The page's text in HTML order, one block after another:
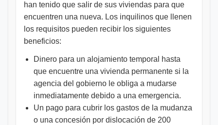
han tenido que salir de sus viviendas para que
encuentren una nueva. Los inquilinos que llenen
los requisitos pueden recibir los siguientes
beneficios:
Dinero para un alojamiento temporal hasta
que encuentre una vivienda permanente si la
agencia del gobierno le obliga a mudarse
inmediatamente debido a una emergencia.
Un pago para cubrir los gastos de la mudanza
o una concesión por dislocación de 200